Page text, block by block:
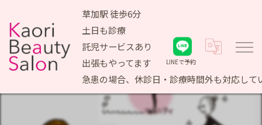
草加駅 徒歩6分
土日も診療
託児サービスあり
出張もやってます
急患の場合、休診日・診療時間外も対応して
LINEで予約